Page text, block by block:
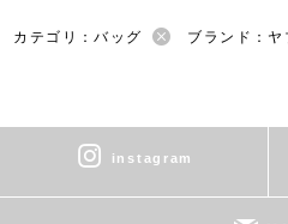
カテゴリ：バッグ ブランド：
instagram